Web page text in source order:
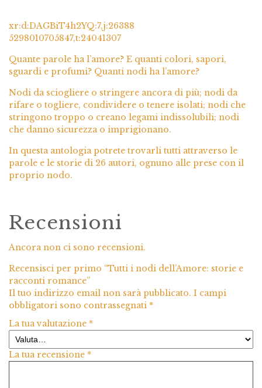
xr:d:DAGBiT4h2YQ:7,j:26388
5298010705847,t:24041307
Quante parole ha l’amore? E quanti colori, sapori,
sguardi e profumi? Quanti nodi ha l’amore?
Nodi da sciogliere o stringere ancora di più; nodi da
rifare o togliere, condividere o tenere isolati; nodi che
stringono troppo o creano legami indissolubili; nodi
che danno sicurezza o imprigionano.
In questa antologia potrete trovarli tutti attraverso le
parole e le storie di 26 autori, ognuno alle prese con il
proprio nodo.
Recensioni
Ancora non ci sono recensioni.
Recensisci per primo “Tutti i nodi dell’Amore: storie e
racconti romance”
Il tuo indirizzo email non sarà pubblicato. I campi
obbligatori sono contrassegnati *
La tua valutazione *
La tua recensione *